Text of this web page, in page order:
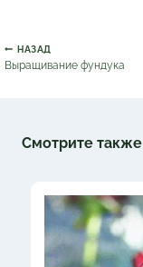
Навигация
по
НАЗАД
Выращивание фундука
Смотрите также